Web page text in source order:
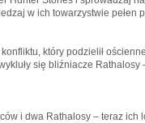
w ich towarzystwie pełen
który podzielił
się bliźniacze
i dwa Rathalosy – teraz